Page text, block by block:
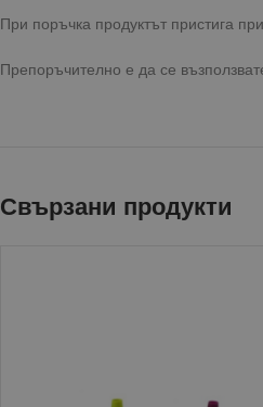
При поръчка продуктът пристига
Препоръчително е да се
Свързани продукти